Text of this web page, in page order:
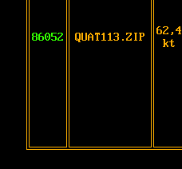
86052 QUAT113.ZIP
62,4
kt